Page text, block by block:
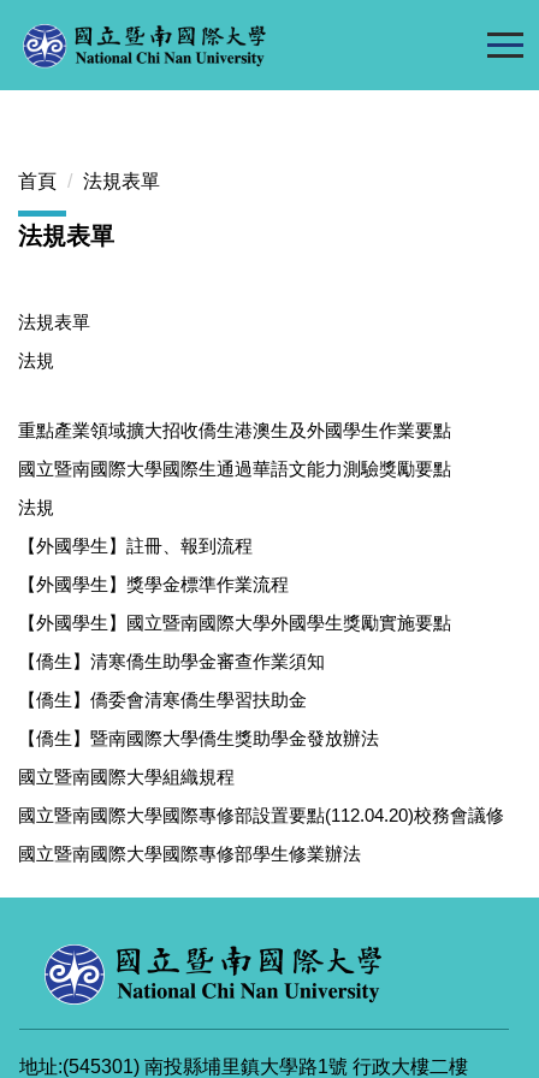
到
區
首頁 法規表單
法規表單
法規表單
法規
重點產業領域擴大招收僑生港澳生及外國學生作業要點
國立暨南國際大學國際生通過華語文能力測驗獎勵要點
法規
【外國學生】註冊、報到流程
【外國學生】獎學金標準作業流程
【外國學生】國立暨南國際大學外國學生獎勵實施要點
【僑生】清寒僑生助學金審查作業須知
【僑生】僑委會清寒僑生學習扶助金
【僑生】暨南國際大學僑生獎助學金發放辦法
國立暨南國際大學組織規程
國立暨南國際大學國際專修部設置要點(112.04.20)校務會議修
國立暨南國際大學國際專修部學生修業辦法
地址:(545301) 南投縣埔里鎮大學路1號 行政大樓二樓